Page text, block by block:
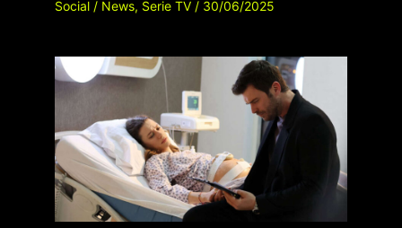
Social/ News, Serie TV/ 30/06/2025